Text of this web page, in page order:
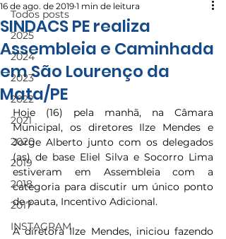
Todos posts
2025
2024
2023
2022
2021
2020
2019
2018
2017
INSTAGRAM
SINDACS PE realiza
Assembleia e Caminhada
em São Lourenço da
Mata/PE
16 de ago. de 2019 1 min de leitura
Hoje (16) pela manhã, na Câmara
Municipal, os diretores Ilze Mendes e
Jorge Alberto junto com os delegados
(as) de base Eliel Silva e Socorro Lima
estiveram em Assembleia com a
categoria para discutir um único ponto
de pauta, Incentivo Adicional.
A diretora Ilze Mendes, iniciou fazendo